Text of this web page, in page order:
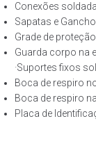
Conexões
Sapatas e
Grade de
Guarda corpo na
·Suportes fixos
Boca de respiro
Boca de respiro
Placa de